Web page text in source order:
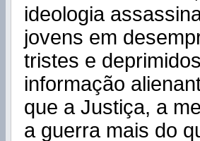
ideologia
jovens em
tristes e
informação
que a Justiça, a
a guerra mais do